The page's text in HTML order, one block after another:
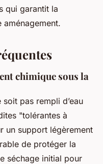
qui garantit la
aménagement.
chimique sous la
pas rempli d’eau
"tolérantes à
un support légèrement
de protéger la
séchage initial pour